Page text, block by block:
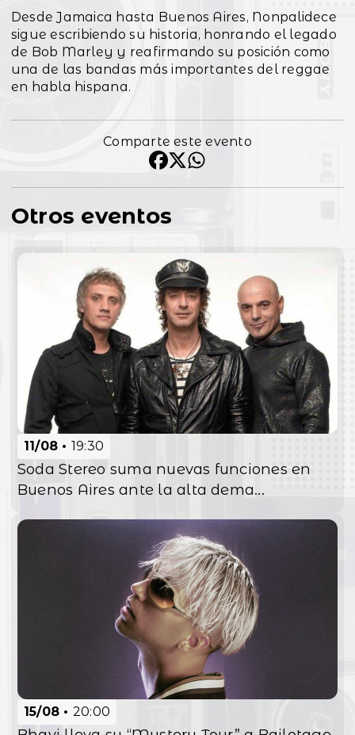
Desde Jamaica hasta Buenos Aires, Nonpalidece
sigue escribiendo su historia, honrando el legado
de Bob Marley y reafirmando su posición como
una de las bandas más importantes del reggae
en habla hispana.
Otros eventos
11/08 19:30
Soda Stereo suma nuevas funciones en
Buenos Aires ante la alta dema...
15/08 20:00
Comparte este evento